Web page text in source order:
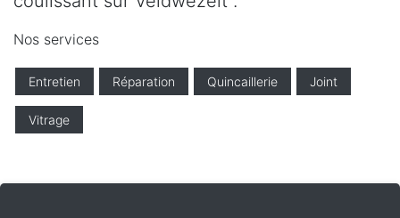
Nos services
Entretien Réparation Quincaillerie Joint
Vitrage